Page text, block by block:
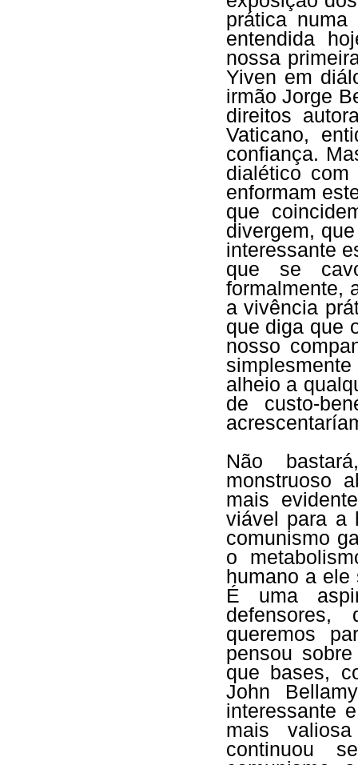
prática
entendida
nossa
Yiven em
irmão Jorge
direitos
Vaticano,
confiança.
dialético
enformam
que
divergem,
interessante
que se
formalmente,
a vivência
que diga que
nosso
alheio a
de custo-
Não
monstruoso
mais
viável para a
comunismo
o
humano a
É uma
queremos
pensou
que bases,
John
interessante
mais
continuou